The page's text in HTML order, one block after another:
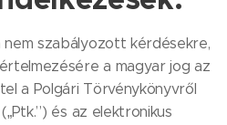
szabályozott kérdésekre,
a magyar jog az
a Polgári Törvénykönyvről
és az elektronikus